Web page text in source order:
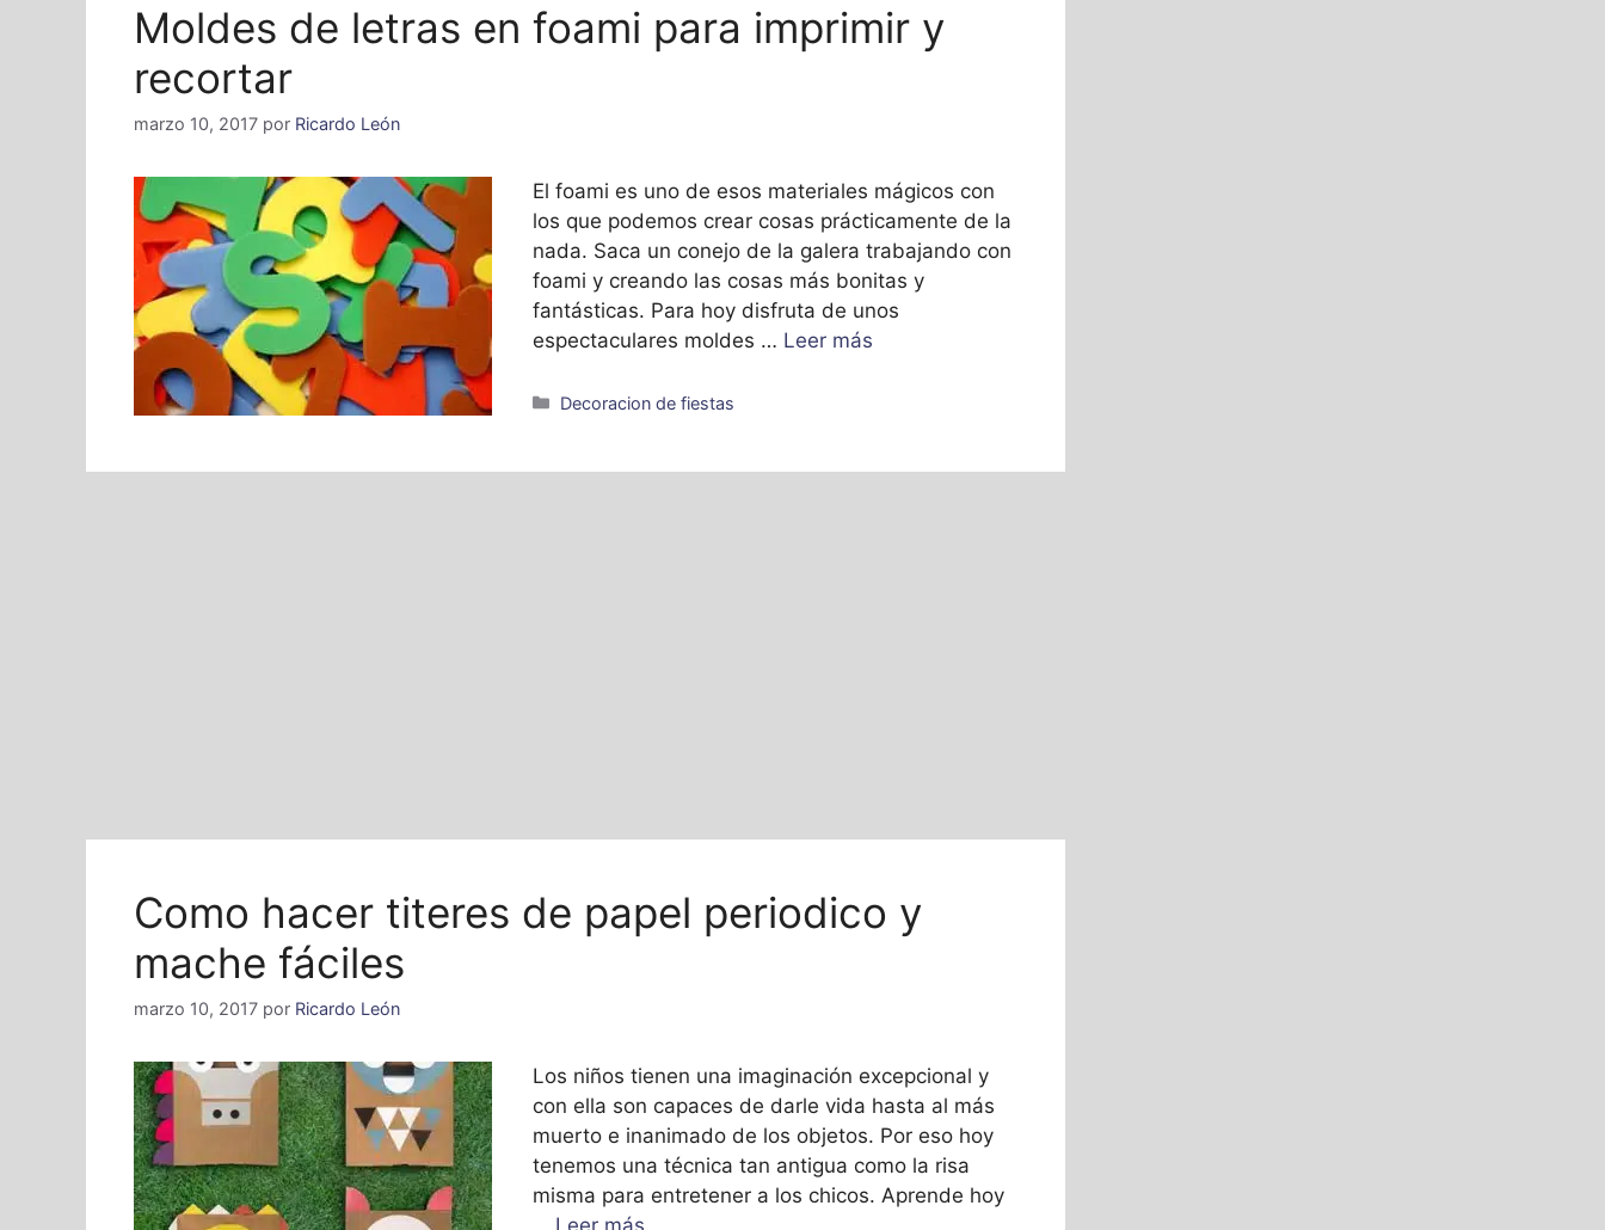
Moldes de letras en foami para imprimir y
recortar
marzo 10, 2017 por Ricardo León
El foami es uno de esos materiales mágicos con
los que podemos crear cosas prácticamente de la
nada. Saca un conejo de la galera trabajando con
foami y creando las cosas más bonitas y
fantásticas. Para hoy disfruta de unos
espectaculares moldes … Leer más
Categorías
Decoracion de fiestas
Como hacer titeres de papel periodico y
mache fáciles
marzo 10, 2017 por Ricardo León
Los niños tienen una imaginación excepcional y
con ella son capaces de darle vida hasta al más
muerto e inanimado de los objetos. Por eso hoy
tenemos una técnica tan antigua como la risa
misma para entretener a los chicos. Aprende hoy
Leer más